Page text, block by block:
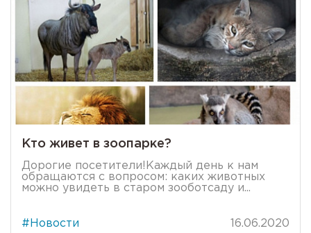
Кто живет в зоопарке?
Дорогие посетители!Каждый день к нам
обращаются с вопросом: каких животных
можно увидеть в старом зооботсаду и...
#Новости 16.06.2020